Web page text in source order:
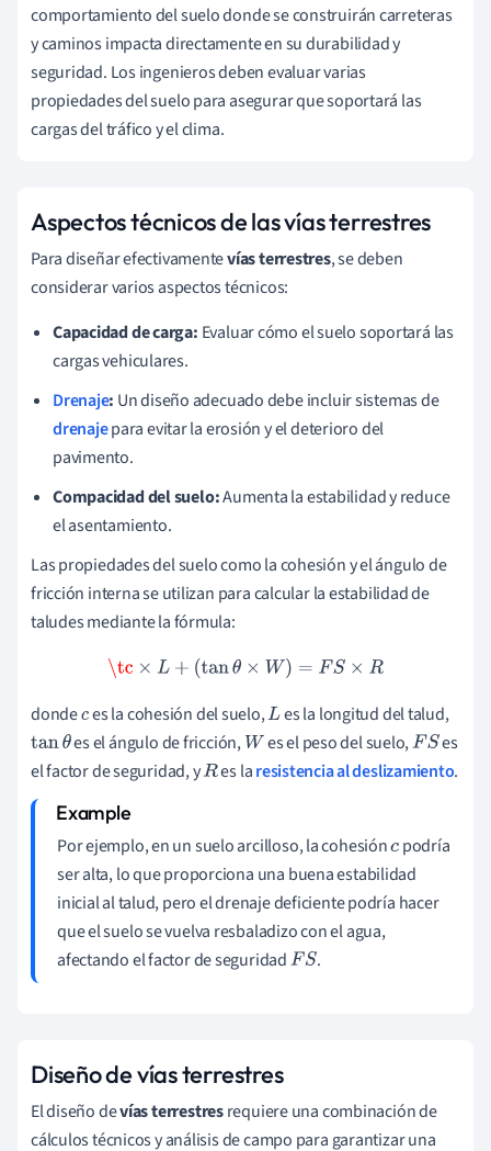
comportamiento del suelo donde se construirán carreteras
y caminos impacta directamente en su durabilidad y
seguridad. Los ingenieros deben evaluar varias
propiedades del suelo para asegurar que soportará las
cargas del tráfico y el clima.
Aspectos técnicos de las vías terrestres
Para diseñar efectivamentevías terrestres, se deben
considerar varios aspectos técnicos:
Capacidad de carga: Evaluar cómo el suelo soportará las
cargas vehiculares.
Drenaje: Un diseño adecuado debe incluir sistemas de
drenajepara evitar la erosión y el deterioro del
pavimento.
Compacidad del suelo:Aumenta la estabilidad y reduce
el asentamiento.
Las propiedades del suelo como la cohesión y el ángulo de
fricción interna se utilizan para calcular la estabilidad de
taludes mediante la fórmula:
\tc×L+(tan θ× W)=F S× R
dondeces la cohesión del suelo,L es la longitud del talud,
tanθ es el ángulo de fricción, W es el peso del suelo,FS es
el factor de seguridad, yR es laresistencia al deslizamiento.
Por ejemplo, en un suelo arcilloso, la cohesiónc podría
ser alta, lo que proporciona una buena estabilidad
inicial al talud, pero el drenaje deficiente podría hacer
que el suelo se vuelva resbaladizo con el agua,
afectando el factor de seguridadFS .
Diseño de vías terrestres
El diseño devías terrestresrequiere una combinación de
cálculos técnicos y análisis de campo para garantizar una